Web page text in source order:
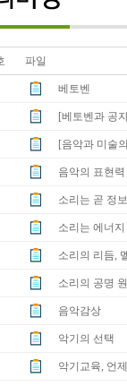
파일
베토벤
​[베토벤과 공
[음악과 미술
음악의 표현력
소리는 곧 정
소리는 에너지
소리의 리듬,
소리의 공명
음악감상
악기의 선택
악기교육, 언